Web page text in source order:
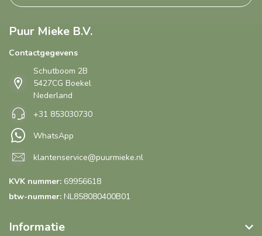
Puur Mieke B.V.
Contactgegevens
Schutboom 2B
5427CG Boekel
Nederland
+31 853030730
WhatsApp
klantenservice@puurmieke.nl
KVK nummer: 69956618
btw-nummer: NL858080400B01
Informatie